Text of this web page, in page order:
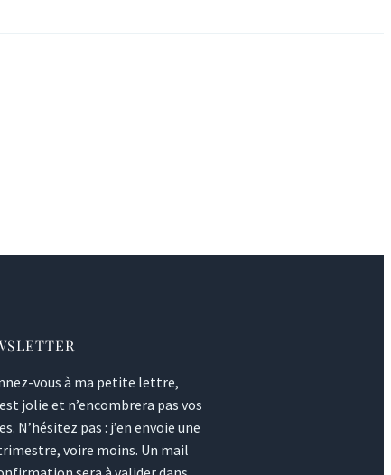
vous à ma petite lettre,
jolie et n’encombrera pas vos
N’hésitez pas : j’en envoie une
voire moins. Un mail